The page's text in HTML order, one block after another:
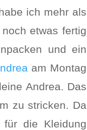
ich mehr als
etwas fertig
und ein
am Montag
Andrea. Das
zu stricken. Da
die Kleidung